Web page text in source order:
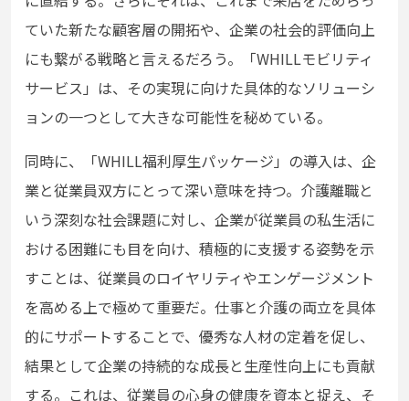
ていた新たな顧客層の開拓や、企業の社会的評価向上
にも繋がる戦略と言えるだろう。「WHILLモビリティ
サービス」は、その実現に向けた具体的なソリューシ
ョンの一つとして大きな可能性を秘めている。
同時に、「WHILL福利厚生パッケージ」の導入は、企
業と従業員双方にとって深い意味を持つ。介護離職と
いう深刻な社会課題に対し、企業が従業員の私生活に
おける困難にも目を向け、積極的に支援する姿勢を示
すことは、従業員のロイヤリティやエンゲージメント
を高める上で極めて重要だ。仕事と介護の両立を具体
的にサポートすることで、優秀な人材の定着を促し、
結果として企業の持続的な成長と生産性向上にも貢献
する。これは、従業員の心身の健康を資本と捉え、そ